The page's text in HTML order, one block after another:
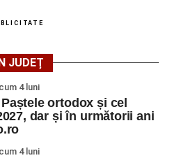
Pinelli.
2026
Municipal „Ioan
JUDEȚ
4 luni
ortodox și cel
dar și în următorii ani
4 luni